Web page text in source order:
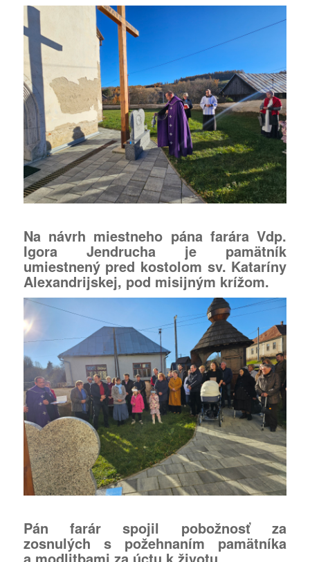
Na návrh miestneho pána farára Vdp.
Igora Jendrucha je pamätník
umiestnený pred kostolom sv. Kataríny
Alexandrijskej, pod misijným krížom.
Pán farár spojil pobožnosť za
zosnulých s požehnaním pamätníka